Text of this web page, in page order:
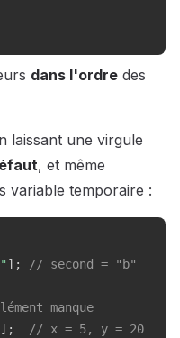
dans l'ordre des
laissant une virgule
, et même
variable temporaire :
] ; // second = "b"
manque
] ; // x = 5, y = 20